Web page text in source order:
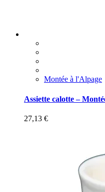
Montée à l'Alpage
Assiette calotte –
27,13 €